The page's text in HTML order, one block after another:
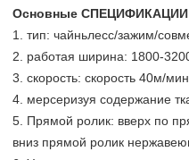
Основные
1. тип: чайньлесс/зажим/
2. работая ширина: 1800-
3. скорость: скорость 40м/
4. мерсеризуя содержание
5. Прямой ролик: вверх по
вниз прямой ролик